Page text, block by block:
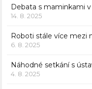
Debata s maminkami
14. 8. 2025
Roboti stále více mezi
6. 8. 2025
Náhodné setkání s
4. 8. 2025